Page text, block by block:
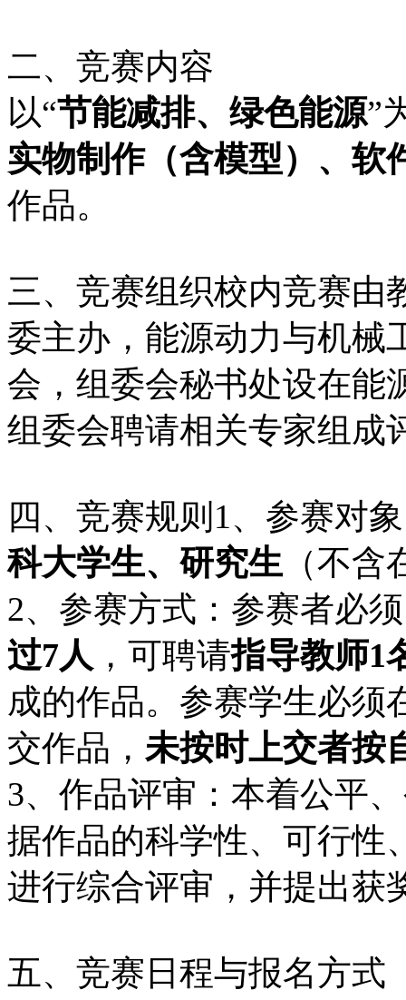
二、竞赛内容
以“节能减排、绿色能源”
实物制作（含模型）、软
作品。
三、竞赛组织校内竞赛由
委主办，能源动力与机械
会，组委会秘书处设在能
组委会聘请相关专家组成
四、竞赛规则1、参赛对
科大学生、研究生 （不
2、参赛方式：参赛者必
过7人 ，可聘请指导教师1
成的作品。参赛学生必须
交作品， 未按时上交者按
3、作品评审：本着公平
据作品的科学性、可行性
进行综合评审，并提出获
五、竞赛日程与报名方式